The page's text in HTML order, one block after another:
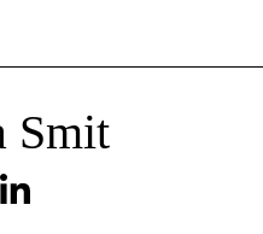
Smit